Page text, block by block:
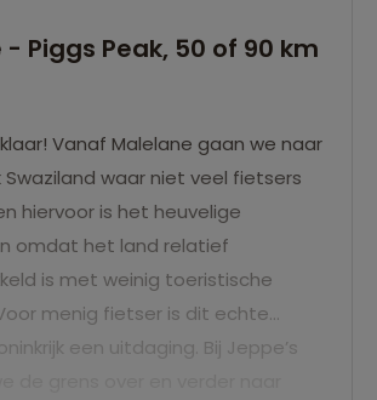
Piggs Peak, 50 of 90 km
Vanaf Malelane gaan we naar
Swaziland waar niet veel fietsers
hiervoor is het heuvelige
omdat het land relatief
is met weinig toeristische
menig fietser is dit echte
een uitdaging. Bij Jeppe’s